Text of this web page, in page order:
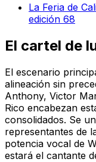
La Feria de
edición 68
El cartel de
El escenario
alineación sin
Anthony, Victor
Rico encabezan
consolidados. Se
representantes de
potencia vocal de
estará el cantante